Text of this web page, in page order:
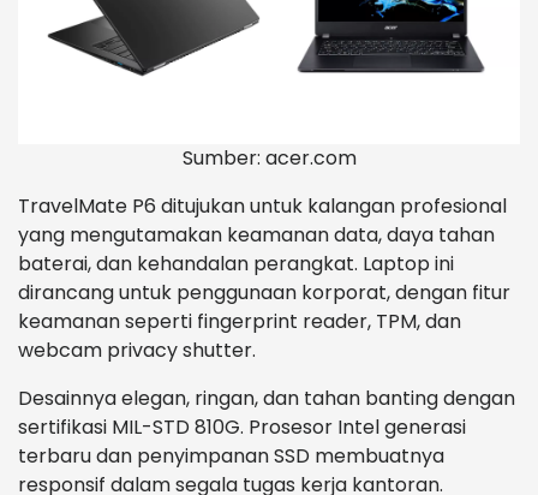
Sumber: acer.com
TravelMate P6 ditujukan untuk kalangan profesional
yang mengutamakan keamanan data, daya tahan
baterai, dan kehandalan perangkat. Laptop ini
dirancang untuk penggunaan korporat, dengan fitur
keamanan seperti fingerprint reader, TPM, dan
webcam privacy shutter.
Desainnya elegan, ringan, dan tahan banting dengan
sertifikasi MIL-STD 810G. Prosesor Intel generasi
terbaru dan penyimpanan SSD membuatnya
responsif dalam segala tugas kerja kantoran.